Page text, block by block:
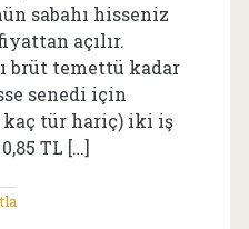
sabahı hisseniz
açılır.
brüt temettü kadar
senedi için
kaç tür hariç) iki iş
TL […]